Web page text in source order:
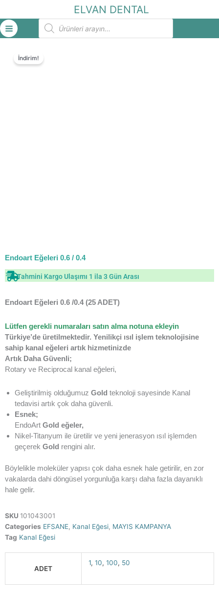
ELVAN DENTAL
Products
search
İndirim!
Endoart Eğeleri 0.6 / 0.4
Tahmini Kargo Ulaşımı 1 ila 3 Gün Arası
Endoart Eğeleri 0.6 /0.4 (25 ADET)
Lütfen gerekli numaraları satın alma notuna ekleyin
Türkiye’de üretilmektedir. Yenilikçi ısıl işlem teknolojisine
sahip kanal eğeleri artık hizmetinizde
Artık Daha Güvenli;
Rotary ve Reciprocal kanal eğeleri,
Geliştirilmiş olduğumuz Gold teknoloji sayesinde Kanal
tedavisi artık çok daha güvenli.
Esnek;
EndoArt Gold eğeler,
Nikel-Titanyum ile üretilir ve yeni jenerasyon ısıl işlemden
geçerek Gold rengini alır.
Böylelikle moleküler yapısı çok daha esnek hale getirilir, en zor
vakalarda dahi döngüsel yorgunluğa karşı daha fazla dayanıklı
hale gelir.
SKU 101043001
Categories EFSANE, Kanal Eğesi, MAYIS KAMPANYA
Tag Kanal Eğesi
ADET
1, 10, 100, 50